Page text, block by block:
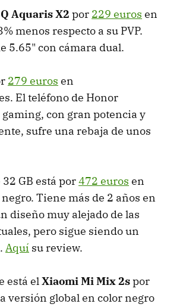
Aquaris X2 por 229 euros en
menos respecto a su PVP.
5.65" con cámara dual.
279 euros en
El teléfono de Honor
con gran potencia y
sufre una rebaja de unos
32 GB está por472 euros en
Tiene más de 2 años en
diseño muy alejado de las
pero sigue siendo un
Aquí su review.
está elXiaomi Mi Mix 2spor
versión global en color negro